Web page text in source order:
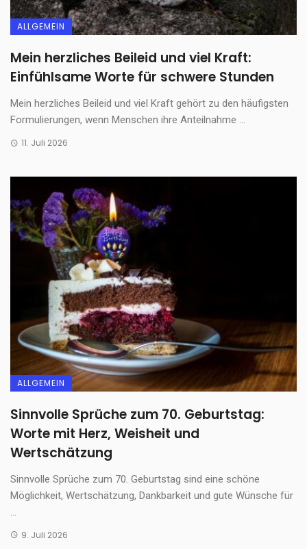
ALLGEMEIN
Mein herzliches Beileid und viel Kraft:
Einfühlsame Worte für schwere Stunden
Mein herzliches Beileid und viel Kraft gehört zu den häufigsten
Formulierungen, wenn Menschen ihre Anteilnahme ...
11. Juli 2026
ALLGEMEIN
Sinnvolle Sprüche zum 70. Geburtstag:
Worte mit Herz, Weisheit und
Wertschätzung
Sinnvolle Sprüche zum 70. Geburtstag sind eine schöne
Möglichkeit, Wertschätzung, Dankbarkeit und gute Wünsche für
...
9. Juli 2026